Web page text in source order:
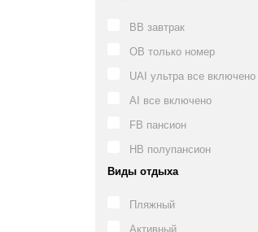
BB завтрак
OB только номер
UAI ультра все включено
AI все включено
FB пансион
HB полупансион
Виды отдыха
Пляжный
Активный